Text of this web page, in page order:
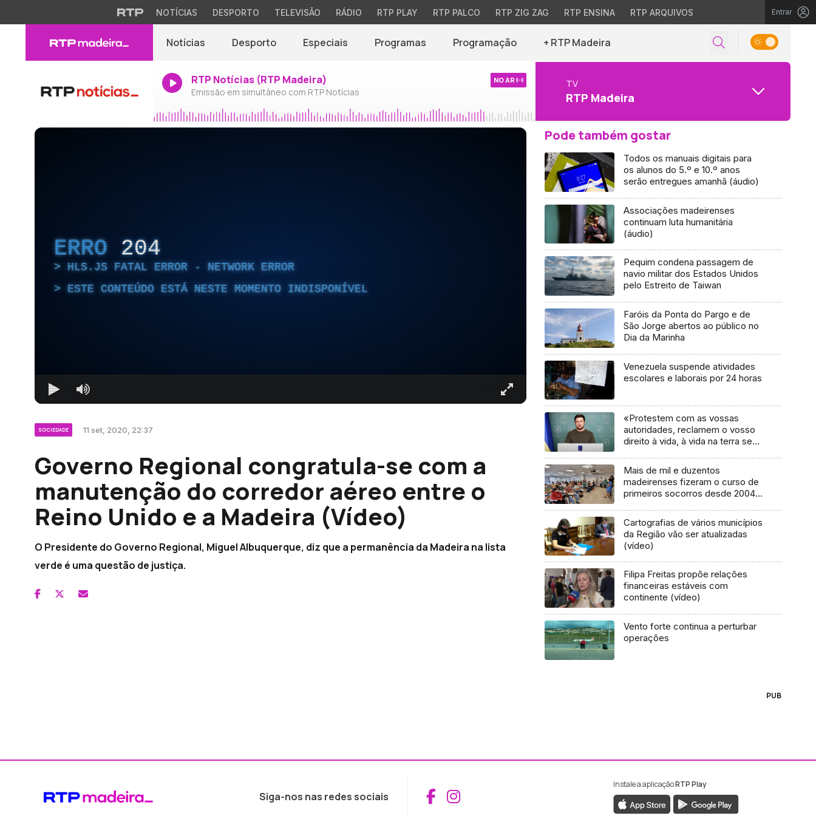
NOTÍCIAS DESPORTO TELEVISÃO RÁDIO RTP PLAY RTP PALCO RTP ZIG ZAG RTP ENSINA RTP ARQUIVOS Entrar
Notícias Desporto Especiais Programas Programação + RTP Madeira
RTP Notícias (RTP Madeira)
Emissão em simultâneo com RTP Notícias
NO AR TV
RTP Madeira
ERRO 204
HLS.JS FATAL ERROR - NETWORK ERROR
ESTE CONTEÚDO ESTÁ NESTE MOMENTO INDISPONÍVEL
SOCIEDADE 11 set, 2020, 22:37
Governo Regional congratula-se com a
manutenção do corredor aéreo entre o
Reino Unido e a Madeira (Vídeo)
O Presidente do Governo Regional, Miguel Albuquerque, diz que a permanência da Madeira na lista
verde é uma questão de justiça.
Pode também gostar
Todos os manuais digitais para
os alunos do 5.º e 10.º anos
serão entregues amanhã (áudio)
Associações madeirenses
continuam luta humanitária
(áudio)
Pequim condena passagem de
navio militar dos Estados Unidos
pelo Estreito de Taiwan
Faróis da Ponta do Pargo e de
São Jorge abertos ao público no
Dia da Marinha
Venezuela suspende atividades
escolares e laborais por 24 horas
«Protestem com as vossas
autoridades, reclamem o vosso
direito à vida, à vida na terra sem
Mais de mil e duzentos
madeirenses fizeram o curso de
primeiros socorros desde 2004
Cartografias de vários municípios
da Região vão ser atualizadas
(vídeo)
Filipa Freitas propõe relações
financeiras estáveis com
continente (vídeo)
Vento forte continua a perturbar
operações
PUB
Siga-nos nas redes sociais Aceder ao Facebook da RTP Madeira
Aceder ao Instagram da RTP Madeira
Instale a aplicaçãoRTP Play